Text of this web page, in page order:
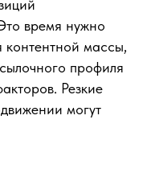
время нужно
контентной массы,
профиля
Резкие
могут